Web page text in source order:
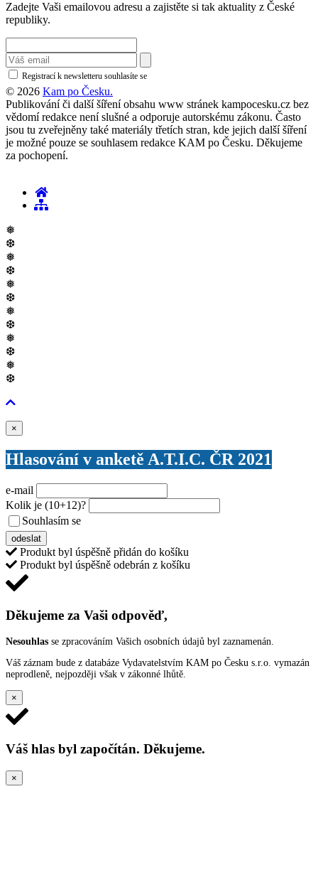
Zadejte Vaši emailovou adresu a zajistěte si tak aktuality z České
republiky.
Registrací k newsletteru souhlasíte se
© 2026 Kam po Česku.
Publikování či další šíření obsahu www stránek kampocesku.cz bez
vědomí redakce není slušné a odporuje autorskému zákonu. Často
jsou tu zveřejněny také materiály třetích stran, kde jejich další šíření
je možné pouze se souhlasem redakce KAM po Česku. Děkujeme
za pochopení.
❅
❆
❅
❆
❅
❆
❅
❆
❅
❆
❅
❆
×
Hlasování v anketě A.T.I.C. ČR 2021
e-mail
Kolik je (10+12)?
Souhlasím se
odeslat
Produkt byl úspěšně přidán do košíku
Produkt byl úspěšně odebrán z košíku
Děkujeme za Vaši odpověď,
Nesouhlas se zpracováním Vašich osobních údajů byl zaznamenán.
Váš záznam bude z databáze Vydavatelstvím KAM po Česku s.r.o. vymazán
neprodleně, nejpozději však v zákonné lhůtě.
×
Váš hlas byl započítán. Děkujeme.
×